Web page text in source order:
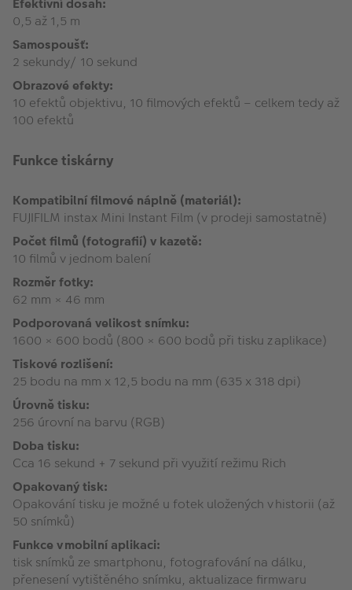
Efektivní dosah:
0,5 až 1,5 m
Samospoušť:
2 sekundy/ 10 sekund
Obrazové efekty:
10 efektů objektivu, 10 filmových efektů – celkem tedy až
100 efektů
Funkce tiskárny
Kompatibilní filmové náplně (materiál):
FUJIFILM instax Mini Instant Film (v prodeji samostatně)
Počet filmů (fotografií) v kazetě:
10 filmů v jednom balení
Rozměr fotky:
62 mm × 46 mm
Podporovaná velikost snímku:
1600 × 600 bodů (800 × 600 bodů při tisku z aplikace)
Tiskové rozlišení:
25 bodu na mm x 12,5 bodu na mm (635 x 318 dpi)
Úrovně tisku:
256 úrovní na barvu (RGB)
Doba tisku:
Cca 16 sekund + 7 sekund při využití režimu Rich
Opakovaný tisk:
Opakování tisku je možné u fotek uložených v historii (až
50 snímků)
Funkce v mobilní aplikaci:
tisk snímků ze smartphonu, fotografování na dálku,
přenesení vytištěného snímku, aktualizace firmwaru